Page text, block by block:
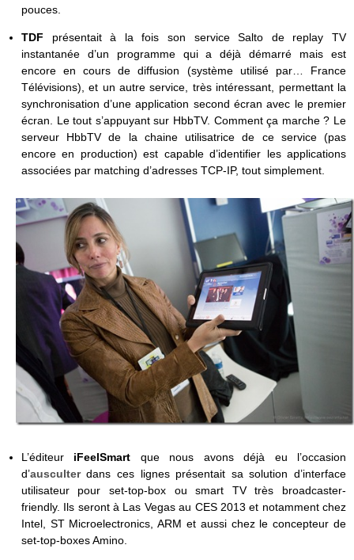
pouces.
TDF présentait à la fois son service Salto de replay TV
instantanée d’un programme qui a déjà démarré mais est
encore en cours de diffusion (système utilisé par… France
Télévisions), et un autre service, très intéressant, permettant la
synchronisation d’une application second écran avec le premier
écran. Le tout s’appuyant sur HbbTV. Comment ça marche ? Le
serveur HbbTV de la chaine utilisatrice de ce service (pas
encore en production) est capable d’identifier les applications
associées par matching d’adresses TCP-IP, tout simplement.
L’éditeur iFeelSmart que nous avons déjà eu l’occasion
d’ausculterdans ces lignes présentait sa solution d’interface
utilisateur pour set-top-box ou smart TV très broadcaster-
friendly. Ils seront à Las Vegas au CES 2013 et notamment chez
Intel, ST Microelectronics, ARM et aussi chez le concepteur de
set-top-boxes Amino.